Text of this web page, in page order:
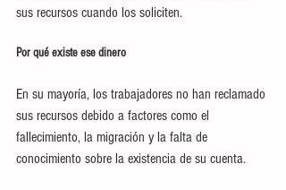
sus recursos cuando los soliciten.
Por qué existe ese dinero
En su mayoría, los trabajadores no han reclamado
sus recursos debido a factores como el
fallecimiento, la migración y la falta de
conocimiento sobre la existencia de su cuenta.